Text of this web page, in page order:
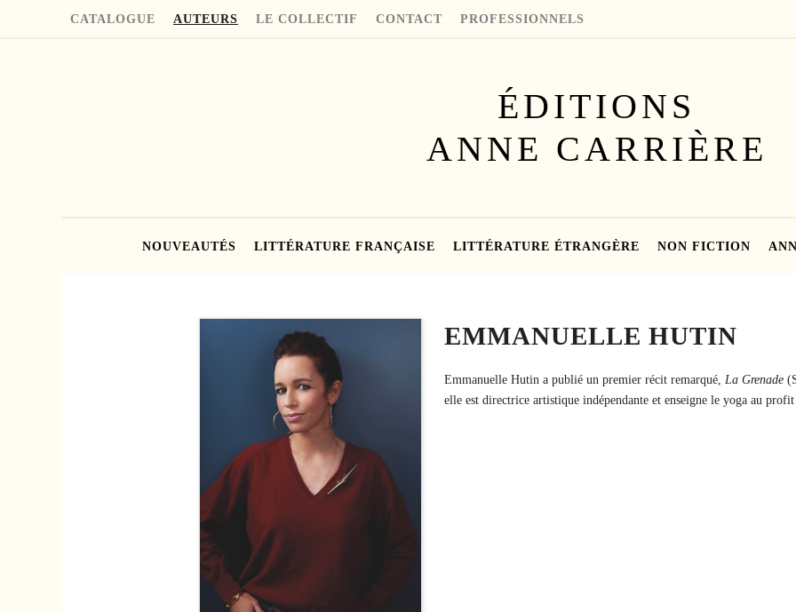
CATALOGUE AUTEURS LE COLLECTIF CONTACT PROFESSIONNELS
ÉDITIONS
ANNE CARRIÈRE
NOUVEAUTÉS LITTÉRATURE FRANÇAISE LITTÉRATURE ÉTRANGÈRE NON FICTION
EMMANUELLE HUTIN
Emmanuelle Hutin a publié un premier récit remarqué, La Grenade
elle est directrice artistique indépendante et enseigne le yoga au profit